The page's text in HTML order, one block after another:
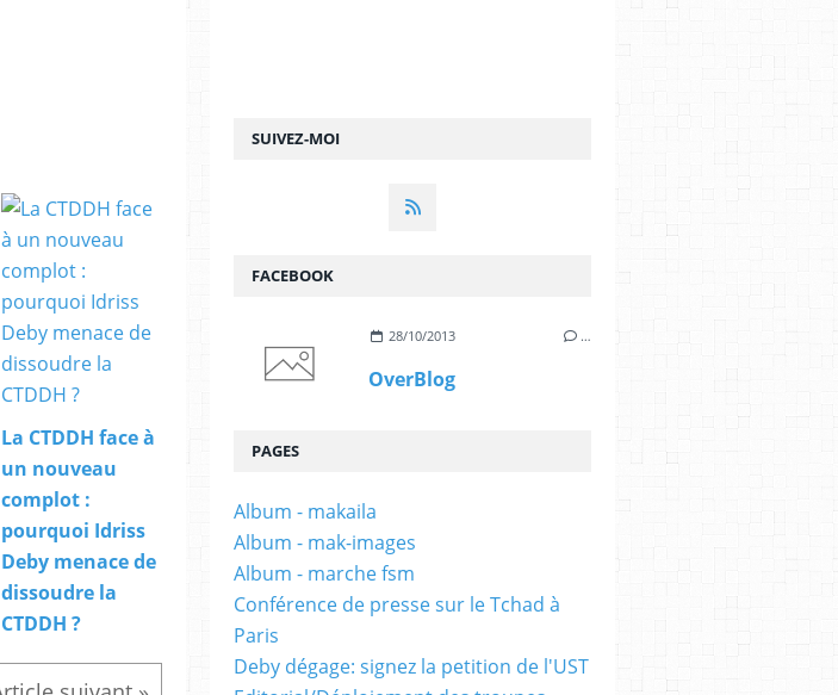
La CTDDH face à
un nouveau
complot :
pourquoi Idriss
Deby menace de
dissoudre la
CTDDH ?
SUIVEZ-MOI
FACEBOOK
28/10/2013 …
OverBlog
PAGES
Album - makaila
Album - mak-images
Album - marche fsm
Conférence de presse sur le Tchad à
Paris
Deby dégage: signez la petition de l'UST